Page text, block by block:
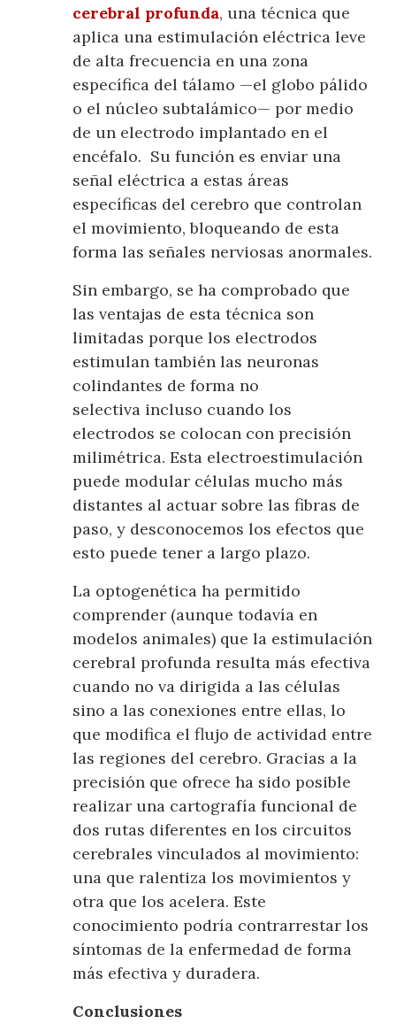
cerebral profunda, una técnica que
aplica una estimulación eléctrica leve
de alta frecuencia en una zona
específica del tálamo —el globo pálido
o el núcleo subtalámico— por medio
de un electrodo implantado en el
encéfalo. Su función es enviar una
señal eléctrica a estas áreas
específicas del cerebro que controlan
el movimiento, bloqueando de esta
forma las señales nerviosas anormales.
Sin embargo, se ha comprobado que
las ventajas de esta técnica son
limitadas porque los electrodos
estimulan también las neuronas
colindantes de forma no
selectiva incluso cuando los
electrodos se colocan con precisión
milimétrica. Esta electroestimulación
puede modular células mucho más
distantes al actuar sobre las fibras de
paso, y desconocemos los efectos que
esto puede tener a largo plazo.
La optogenética ha permitido
comprender (aunque todavía en
modelos animales) que la estimulación
cerebral profunda resulta más efectiva
cuando no va dirigida a las células
sino a las conexiones entre ellas, lo
que modifica el flujo de actividad entre
las regiones del cerebro. Gracias a la
precisión que ofrece ha sido posible
realizar una cartografía funcional de
dos rutas diferentes en los circuitos
cerebrales vinculados al movimiento:
una que ralentiza los movimientos y
otra que los acelera. Este
conocimiento podría contrarrestar los
síntomas de la enfermedad de forma
más efectiva y duradera.
Conclusiones